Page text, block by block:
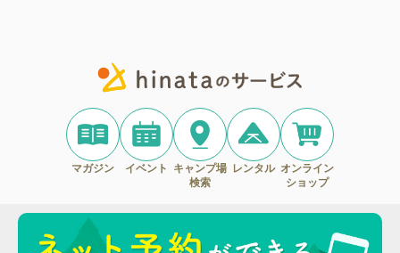
マガジン イベント
キャンプ場
検索
レンタル オンライン
ショップ